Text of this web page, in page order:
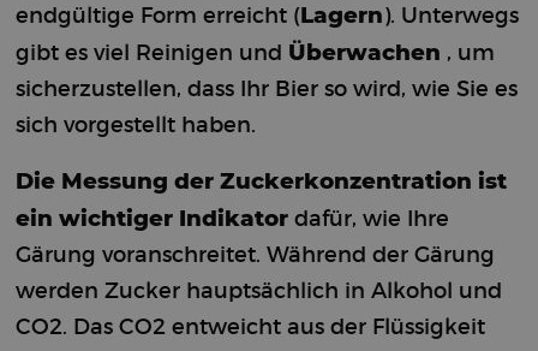
endgültige Form erreicht (Lagern ). Unterwegs
gibt es viel Reinigen und Überwachen , um
sicherzustellen, dass Ihr Bier so wird, wie Sie es
sich vorgestellt haben.
Die Messung der Zuckerkonzentration ist
ein wichtiger Indikatordafür, wie Ihre
Gärung voranschreitet. Während der Gärung
werden Zucker hauptsächlich in Alkohol und
CO2. Das CO2 entweicht aus der Flüssigkeit